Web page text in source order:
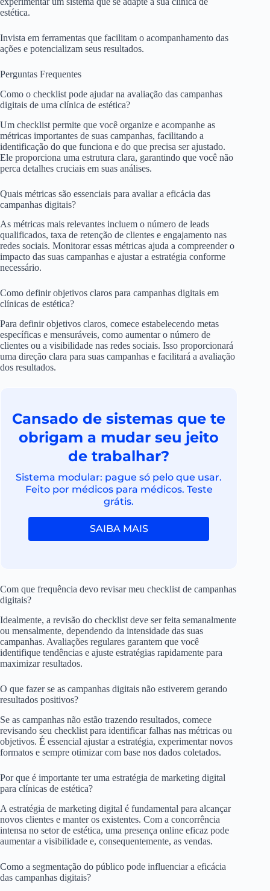
estética.
Invista em ferramentas que facilitam o acompanhamento das
ações e potencializam seus resultados.
Perguntas Frequentes
Como o checklist pode ajudar na avaliação das campanhas
digitais de uma clínica de estética?
Um checklist permite que você organize e acompanhe as
métricas importantes de suas campanhas, facilitando a
identificação do que funciona e do que precisa ser ajustado.
Ele proporciona uma estrutura clara, garantindo que você não
perca detalhes cruciais em suas análises.
Quais métricas são essenciais para avaliar a eficácia das
campanhas digitais?
As métricas mais relevantes incluem o número de leads
qualificados, taxa de retenção de clientes e engajamento nas
redes sociais. Monitorar essas métricas ajuda a compreender o
impacto das suas campanhas e ajustar a estratégia conforme
necessário.
Como definir objetivos claros para campanhas digitais em
clínicas de estética?
Para definir objetivos claros, comece estabelecendo metas
específicas e mensuráveis, como aumentar o número de
clientes ou a visibilidade nas redes sociais. Isso proporcionará
uma direção clara para suas campanhas e facilitará a avaliação
dos resultados.
Cansado de sistemas que te
obrigam a mudar seu jeito
de trabalhar?
Sistema modular: pague só pelo que usar.
Feito por médicos para médicos. Teste
grátis.
SAIBA MAIS
Com que frequência devo revisar meu checklist de campanhas
digitais?
Idealmente, a revisão do checklist deve ser feita semanalmente
ou mensalmente, dependendo da intensidade das suas
campanhas. Avaliações regulares garantem que você
identifique tendências e ajuste estratégias rapidamente para
maximizar resultados.
O que fazer se as campanhas digitais não estiverem gerando
resultados positivos?
Se as campanhas não estão trazendo resultados, comece
revisando seu checklist para identificar falhas nas métricas ou
objetivos. É essencial ajustar a estratégia, experimentar novos
formatos e sempre otimizar com base nos dados coletados.
Por que é importante ter uma estratégia de marketing digital
para clínicas de estética?
A estratégia de marketing digital é fundamental para alcançar
novos clientes e manter os existentes. Com a concorrência
intensa no setor de estética, uma presença online eficaz pode
aumentar a visibilidade e, consequentemente, as vendas.
Como a segmentação do público pode influenciar a eficácia
das campanhas digitais?